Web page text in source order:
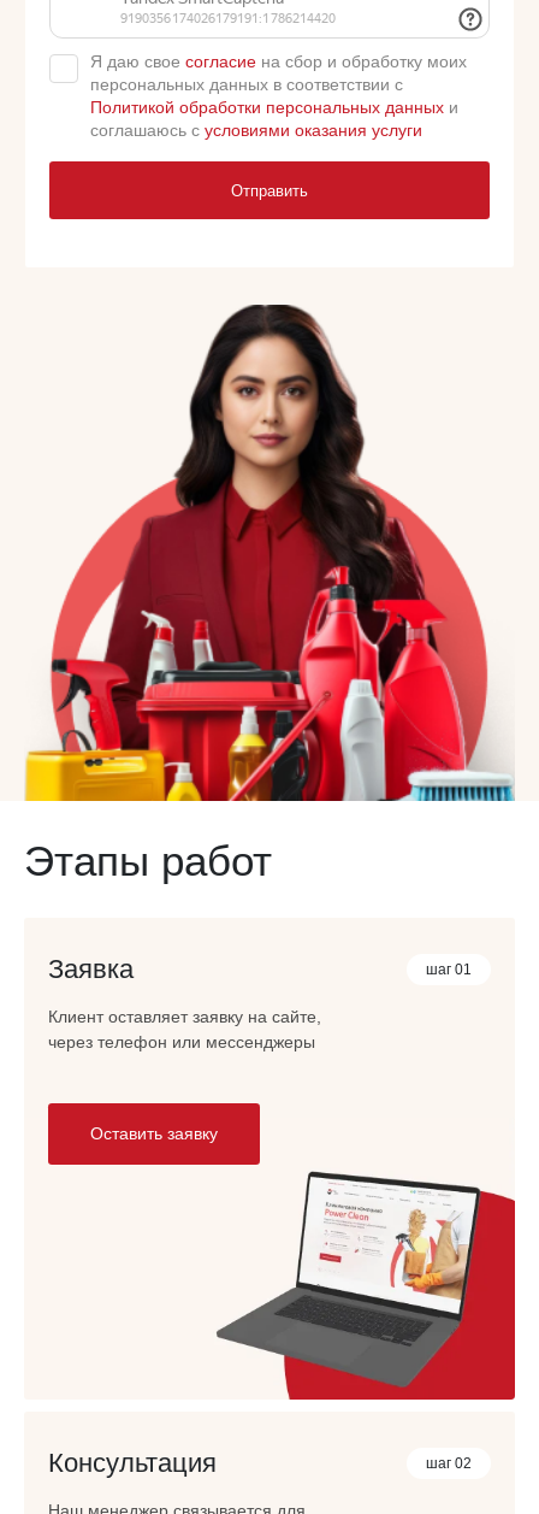
Я даю свое согласие на сбор и обработку моих
персональных данных в соответствии с
Политикой обработки персональных данных и
соглашаюсь с условиями оказания услуги
Отправить
Этапы работ
шаг 01
Заявка
Клиент оставляет заявку на сайте,
через телефон или мессенджеры
Оставить заявку
шаг 02
Консультация
Наш менеджер связывается для